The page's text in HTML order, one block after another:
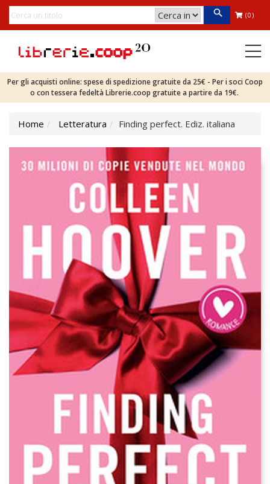
(0)
Per gli acquisti online: spese di spedizione gratuite da 25€ - Per i soci Coop
o con tessera fedeltà Librerie.coop gratuite a partire da 19€.
Home Letteratura Finding perfect. Ediz. italiana